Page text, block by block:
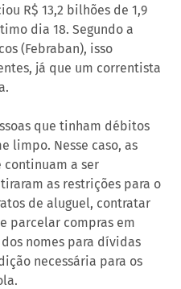
R$ 13,2 bilhões de 1,9
dia 18. Segundo a
(Febraban), isso
já que um correntista
que tinham débitos
limpo. Nesse caso, as
continuam a ser
as restrições para o
de aluguel, contratar
parcelar compras em
nomes para dívidas
necessária para os